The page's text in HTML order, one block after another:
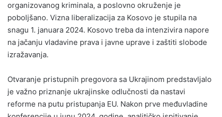
organizovanog kriminala, a poslovno okruženje je
poboljšano. Vizna liberalizacija za Kosovo je stupila na
snagu 1. januara 2024. Kosovo treba da intenzivira napore
na jačanju vladavine prava i javne uprave i zaštiti slobode
izražavanja.
Otvaranje pristupnih pregovora sa Ukrajinom predstavljalo
je važno priznanje ukrajinske odlučnosti da nastavi
reforme na putu pristupanja EU. Nakon prve međuvladine